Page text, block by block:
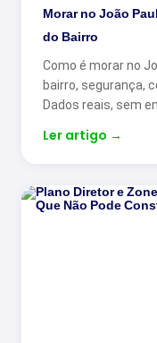
Morar no João
do Bairro
Como é morar no
bairro, segurança,
Dados reais, sem
Ler artigo →